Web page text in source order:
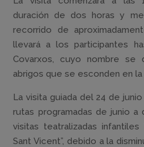
duración de dos horas y
recorrido de
llevará a los participantes
Covarxos, cuyo nombre
abrigos que se esconden en
La visita guiada del 24 de
rutas programadas de junio a
visitas teatralizadas
Sant Vicent”, debido a la